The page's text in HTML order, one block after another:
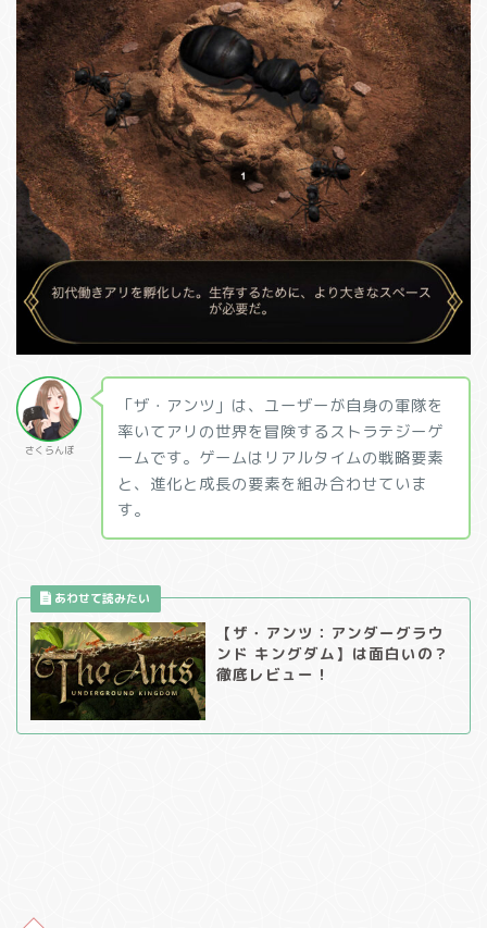
さくらんぼ
「ザ・アンツ」は、ユーザーが自身の軍隊を
率いてアリの世界を冒険するストラテジーゲ
ームです。ゲームはリアルタイムの戦略要素
と、進化と成長の要素を組み合わせていま
す。
【ザ・アンツ：アンダーグラウ
ンド キングダム】は面白いの？
徹底レビュー！